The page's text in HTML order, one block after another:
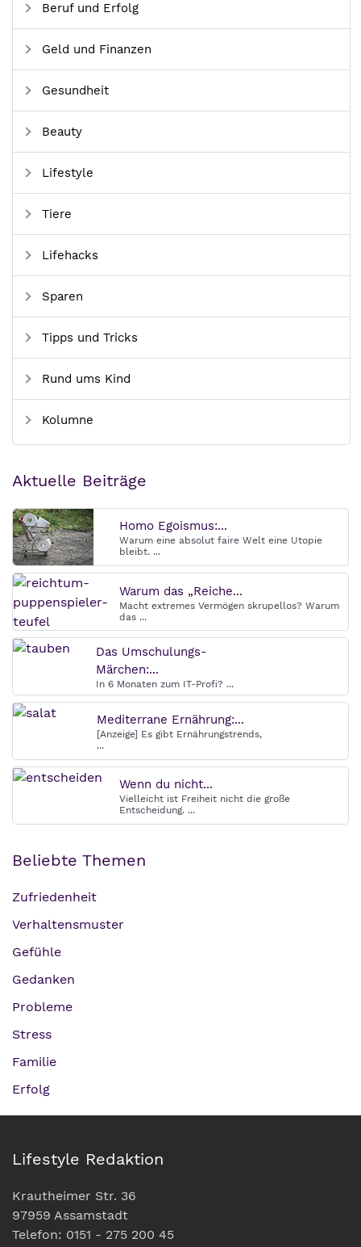
Beruf und Erfolg
Geld und Finanzen
Gesundheit
Beauty
Lifestyle
Tiere
Lifehacks
Sparen
Tipps und Tricks
Rund ums Kind
Kolumne
Aktuelle Beiträge
Homo Egoismus:...
Warum eine absolut faire Welt eine Utopie
bleibt. ...
Warum das „Reiche...
Macht extremes Vermögen skrupellos? Warum
das ...
Das Umschulungs-
Märchen:...
In 6 Monaten zum IT-Profi? ...
Mediterrane Ernährung:...
[Anzeige] Es gibt Ernährungstrends,
...
Wenn du nicht...
Vielleicht ist Freiheit nicht die große
Entscheidung. ...
Beliebte Themen
Zufriedenheit
Verhaltensmuster
Gefühle
Gedanken
Probleme
Stress
Familie
Erfolg
Lifestyle Redaktion
Krautheimer Str. 36
97959 Assamstadt
Telefon: 0151 - 275 200 45